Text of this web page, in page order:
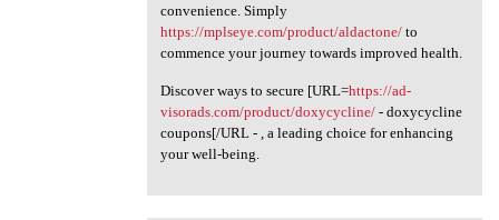
convenience. Simply
https://mplseye.com/product/aldactone/to
commence your journey towards improved health.
Discover ways to secure [URL=https://ad-
visorads.com/product/doxycycline/- doxycycline
coupons[/URL - , a leading choice for enhancing
your well-being.